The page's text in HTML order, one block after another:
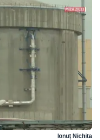
Ionuț Nichita